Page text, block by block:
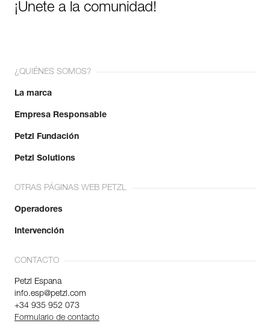
¡Únete a la comunidad!
¿QUIÉNES SOMOS?
La marca
Empresa Responsable
Petzl Fundación
Petzl Solutions
OTRAS PÁGINAS WEB PETZL
Operadores
Intervención
CONTACTO
Petzl Espana
info.esp@petzl.com
+34 935 952 073
Formulario de contacto